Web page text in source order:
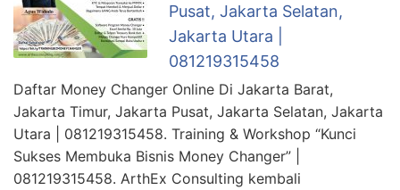
Pusat, Jakarta Selatan,
Jakarta Utara |
081219315458
Daftar Money Changer Online Di Jakarta Barat,
Jakarta Timur, Jakarta Pusat, Jakarta Selatan, Jakarta
Utara | 081219315458. Training & Workshop “Kunci
Sukses Membuka Bisnis Money Changer” |
081219315458. ArthEx Consulting kembali